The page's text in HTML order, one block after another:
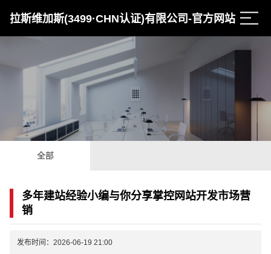
拉斯维加斯(3499·CHN认证)有限公司-官方网站
全部
多年建站经验小编与你分享掌控网站开发市场营
销
发布时间：2026-06-19 21:00